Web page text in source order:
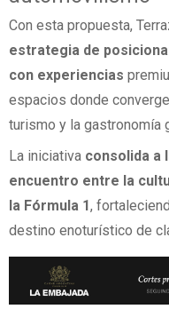
Con esta propuesta,
estrategia de
con experiencias
espacios donde
turismo y la gastronomía
La iniciativa consolida a
encuentro entre la
la Fórmula 1,
destino enoturístico de